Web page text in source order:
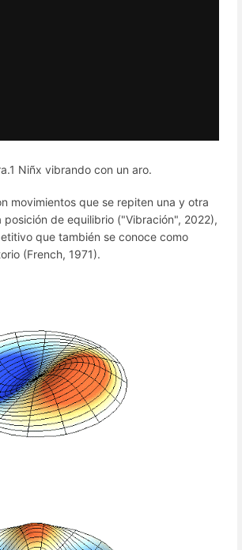
Niñx vibrando con un aro.
movimientos que se repiten una y otra
posición de equilibrio ("Vibración", 2022),
que también se conoce como
(French, 1971).